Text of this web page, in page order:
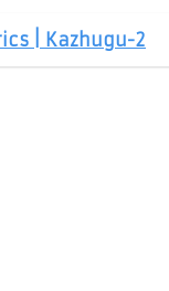
| Kazhugu-2